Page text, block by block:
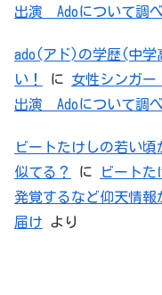
出演 Adoについて調
ado(アド)の学歴(中学
い！
に 女性シンガ
出演 Adoについて調
ビートたけしの若い
似てる？
に
ビートた
発覚するなど仰天情
届け より